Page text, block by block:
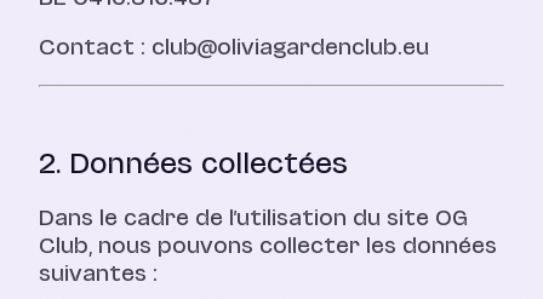
Contact : club@oliviagardenclub.eu
2. Données collectées
Dans le cadre de l’utilisation du site OG
Club, nous pouvons collecter les données
suivantes :